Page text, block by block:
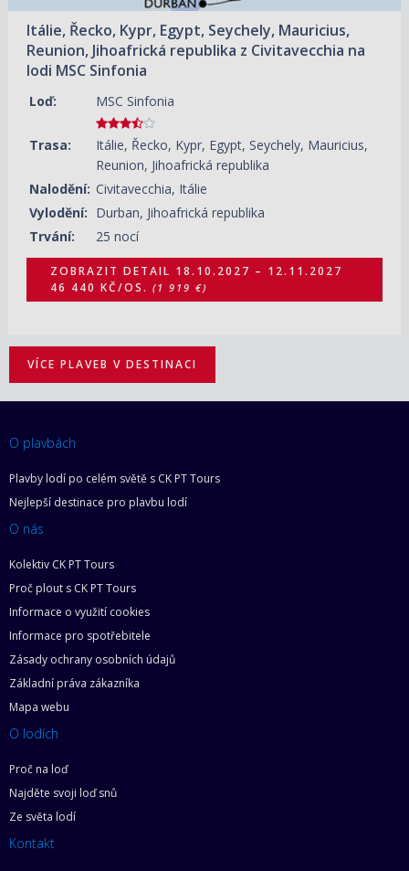
Itálie, Řecko, Kypr, Egypt, Seychely, Mauricius,
Reunion, Jihoafrická republika z Civitavecchia na
lodi MSC Sinfonia
Loď: MSC Sinfonia
Trasa:
Itálie, Řecko, Kypr, Egypt, Seychely, Mauricius,
Reunion, Jihoafrická republika
Nalodění: Civitavecchia, Itálie
Vylodění: Durban, Jihoafrická republika
Trvání:
25 nocí
ZOBRAZIT DETAIL 18.10.2027 – 12.11.2027
46 440 KČ/OS. (1 919 €)
VÍCE PLAVEB V DESTINACI
O plavbách
Plavby lodí po celém světě s CK PT Tours
Nejlepší destinace pro plavbu lodí
O nás
Kolektiv CK PT Tours
Proč plout s CK PT Tours
Informace o využití cookies
Informace pro spotřebitele
Zásady ochrany osobních údajů
Základní práva zákazníka
Mapa webu
O lodích
Proč na loď
Najděte svoji loď snů
Ze světa lodí
Kontakt